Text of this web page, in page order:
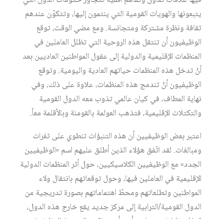
يتبعونها والهويات القومية التي ينتمون إليها، وتتكوّن عندهم
ثقافة ونظرة مشتركة ومتجانسة. ومع مضي الوقت، توقع
الوظيفيون أن تنتقل هذه الروحية التي تظلل العاملين في
المنظمات الإقليمية والدولية إلى عقول المواطنين العاديين بعد
أنْ تدخل هذه المنظمات حياتهم العادية واليومية. وتوقع
الوظيفيون أنْ تندمج هذه المنظمات، علاوة على ذلك، وفي
نهاية المطاف، في كيان عالمي تذوب معه الدول القومية
والتكتلات الإقليمية، فتذهب العولمة بالقومنة وبالأقلمة معاً.
اعتبر بعض الوظيفيين أن هذه التنبؤات تنطوي على ثغرات
ومبالغات. لقد اتّفق هؤلاء الذين أطلق عليهم اسم «الوظيفيين
الجدد» مع الوظيفيين الكلاسيكيين، حول أثر المنظمات الدولية
الإقليمية في العاملين فيها، وحول توقعاتهم بانتقال ولاء
المواطنين وتطلعاتهم ومحطّ اهتماماتهم بصورة تدريجية من
الدول القومية/الترابية إلى مركز جديد يقع خارج هذه الدول،